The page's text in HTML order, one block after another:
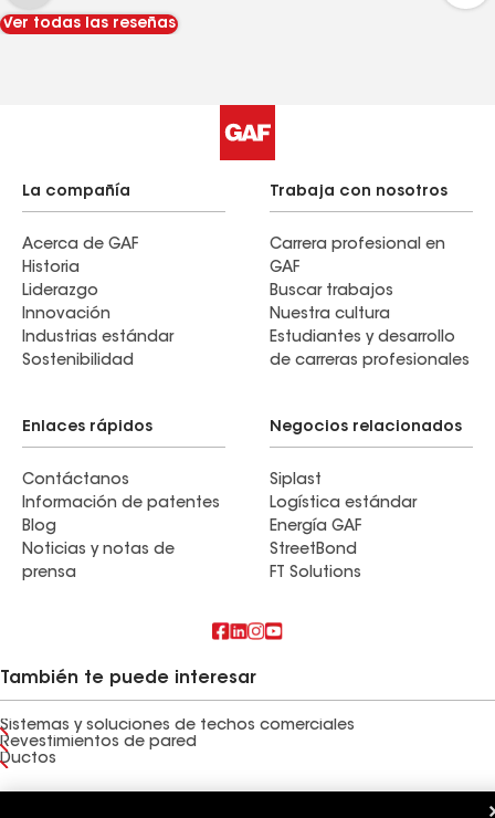
Ver todas las reseñas
La compañía
Acerca de GAF
Historia
Liderazgo
Innovación
Industrias estándar
Sostenibilidad
Trabaja con nosotros
Carrera profesional en
GAF
Buscar trabajos
Nuestra cultura
Estudiantes y desarrollo
de carreras profesionales
Enlaces rápidos
Contáctanos
Información de patentes
Blog
Noticias y notas de
prensa
Negocios relacionados
Siplast
Logística estándar
Energía GAF
StreetBond
FT Solutions
También te puede interesar
Sistemas y soluciones de techos comerciales
Revestimientos de pared
Ductos